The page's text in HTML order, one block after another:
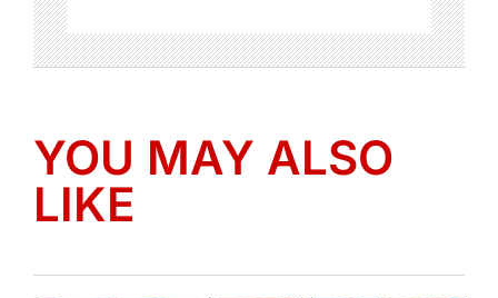
YOU MAY ALSO
LIKE